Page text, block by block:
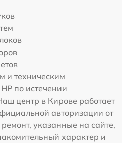
и техническим
по истечении
центр в Кирове работает
авторизации от
указанные на сайте,
характер и